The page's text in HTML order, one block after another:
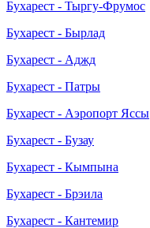
Бухарест - Тыргу-Фрумос
Бухарест - Бырлад
Бухарест - Аджд
Бухарест - Патры
Бухарест - Аэропорт Яссы
Бухарест - Бузау
Бухарест - Кымпына
Бухарест - Брэила
Бухарест - Кантемир